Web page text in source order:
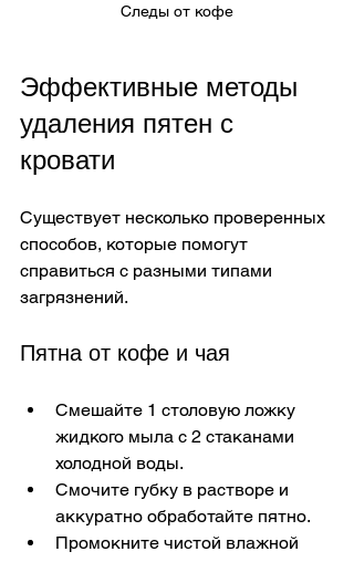
Следы от кофе
Эффективные методы
удаления пятен с
кровати
Существует несколько проверенных
способов, которые помогут
справиться с разными типами
загрязнений.
Пятна от кофе и чая
Смешайте 1 столовую ложку
жидкого мыла с 2 стаканами
холодной воды.
Смочите губку в растворе и
аккуратно обработайте пятно.
Промокните чистой влажной